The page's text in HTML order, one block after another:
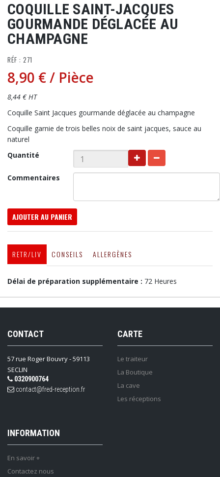
COQUILLE SAINT-JACQUES
GOURMANDE DÉGLACÉE AU
CHAMPAGNE
RÉF : 271
8,90 €/ Pièce
8,44 € HT
Coquille Saint Jacques gourmande déglacée au champagne
Coquille garnie de trois belles noix de saint jacques, sauce au
naturel
Quantité
Commentaires
AJOUTER AU PANIER
RETR/LIV CONSEILS ALLERGÈNES
Délai de préparation supplémentaire : 72 Heures
CONTACT
57 rue Roger Bouvry - 59113
SECLIN
0320900764
contact@fred-reception.fr
CARTE
Le traiteur
La Boutique
La cave
Les réceptions
INFORMATION
En savoir +
Contactez nous